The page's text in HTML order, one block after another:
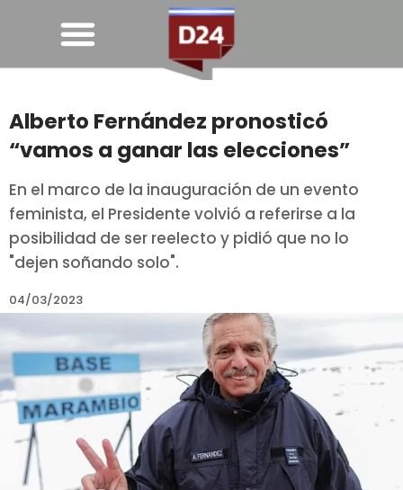
Alberto Fernández pronosticó
“vamos a ganar las elecciones”
En el marco de la inauguración de un evento
feminista, el Presidente volvió a referirse a la
posibilidad de ser reelecto y pidió que no lo
"dejen soñando solo".
04/03/2023